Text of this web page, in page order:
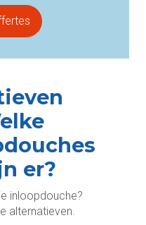
er?
inloopdouche?
alternatieven.